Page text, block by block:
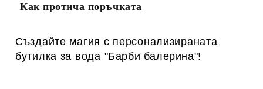
Как протича поръчката
Създайте магия с персонализираната
бутилка за вода "Барби балерина"!